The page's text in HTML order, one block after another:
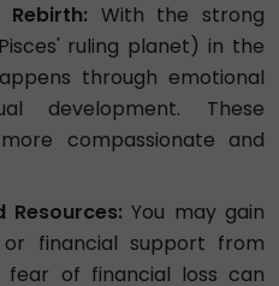
With the strong
ruling planet) in the
through emotional
development. These
compassionate and
Resources: You may gain
financial support from
fear of financial loss can